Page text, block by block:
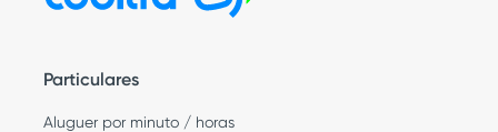
Particulares
Aluguer por minuto / horas